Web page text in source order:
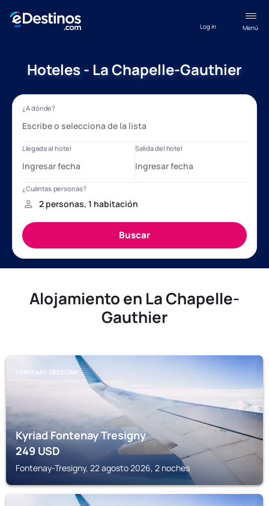
Menú
Log in
Hoteles - La Chapelle-Gauthier
Alojamiento en La Chapelle-
Gauthier
FONTENAY-TRESIGNY
Kyriad Fontenay Tresigny
249USD
Fontenay-Tresigny, 22 agosto 2026, 2 noches